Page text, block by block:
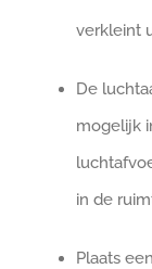
verkleint
De
mogelijk
in de
Plaats